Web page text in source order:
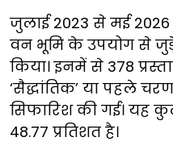
जुलाई 2023 से मई
वन भूमि के उपयोग से जुड़े
किया। इनमें से 378
‘सैद्धांतिक’ या पहले
सिफारिश की गई। यह
48.77 प्रतिशत है।